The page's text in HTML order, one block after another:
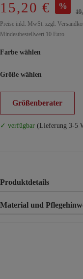
15,20 € %
Preise inkl. MwSt. zzgl.
Mindestbestellwert 10 Euro
Farbe wählen
Größe wählen
Größenberater
✓ verfügbar (Lieferung 3-5
Produktdetails
Material und